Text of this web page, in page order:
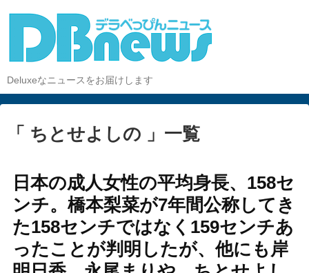
Deluxeなニュースをお届けします
「 ちとせよしの 」一覧
日本の成人女性の平均身長、158セ
ンチ。橋本梨菜が7年間公称してき
た158センチではなく159センチあ
ったことが判明したが、他にも岸